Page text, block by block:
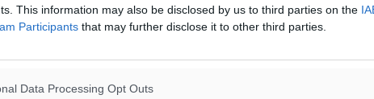
This information may also be disclosed by us to third parties on the
Participants that may further disclose it to other third parties.
Data Processing Opt Outs